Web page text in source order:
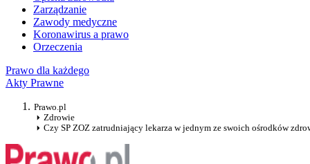
Zarządzanie
Zawody medyczne
Koronawirus a prawo
Orzeczenia
Prawo dla każdego
Akty Prawne
Prawo.pl
Zdrowie
Czy SP ZOZ zatrudniający lekarza w jednym ze swoich ośrodków